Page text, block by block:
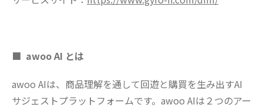
■ awoo AI とは
awoo AIは、商品理解を通して回遊と購買を生み出すAI
サジェストプラットフォームです。awoo AIは２つのアー